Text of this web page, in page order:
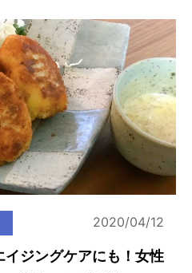
2020/04/12
ジングケアにも！女性